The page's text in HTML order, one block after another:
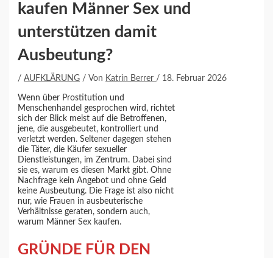
kaufen Männer Sex und
unterstützen damit
Ausbeutung?
/AUFKLÄRUNG / Von Katrin Berrer / 18. Februar 2026
Wenn über Prostitution und
Menschenhandel gesprochen wird, richtet
sich der Blick meist auf die Betroffenen,
jene, die ausgebeutet, kontrolliert und
verletzt werden. Seltener dagegen stehen
die Täter, die Käufer sexueller
Dienstleistungen, im Zentrum. Dabei sind
sie es, warum es diesen Markt gibt. Ohne
Nachfrage kein Angebot und ohne Geld
keine Ausbeutung. Die Frage ist also nicht
nur, wie Frauen in ausbeuterische
Verhältnisse geraten, sondern auch,
warum Männer Sex kaufen.
GRÜNDE FÜR DEN